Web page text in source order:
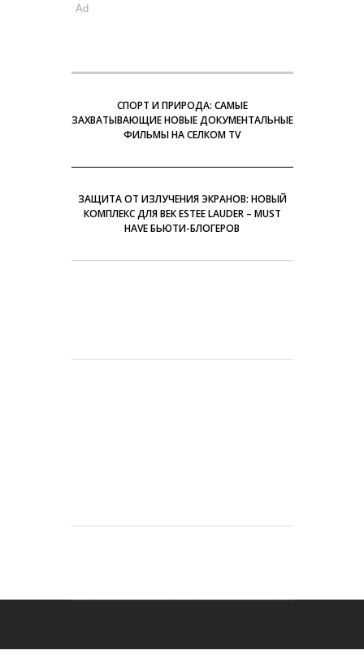
Ad
СПОРТ И ПРИРОДА: САМЫЕ
ЗАХВАТЫВАЮЩИЕ НОВЫЕ ДОКУМЕНТАЛЬНЫЕ
ФИЛЬМЫ НА СЕЛКОМ TV
ЗАЩИТА ОТ ИЗЛУЧЕНИЯ ЭКРАНОВ: НОВЫЙ
КОМПЛЕКС ДЛЯ ВЕК ESTEE LAUDER – MUST
HAVE БЬЮТИ-БЛОГЕРОВ